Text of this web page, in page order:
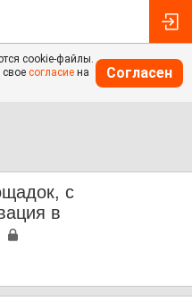
cookie-файлы.
свое согласие на
Согласен
с
в